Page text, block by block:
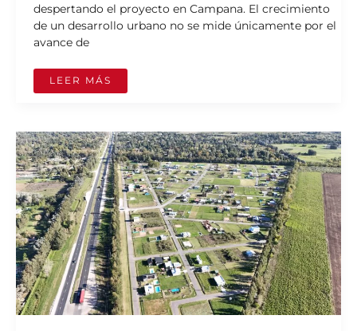
despertando el proyecto en Campana. El crecimiento
de un desarrollo urbano no se mide únicamente por el
avance de
LEER MÁS
EXALTACIÓN
DE
LA
CRUZ:
EL
NUEVO
EQUILIBRIO
ENTRE
INDUSTRIA
Y
ENTORNO
NATURAL